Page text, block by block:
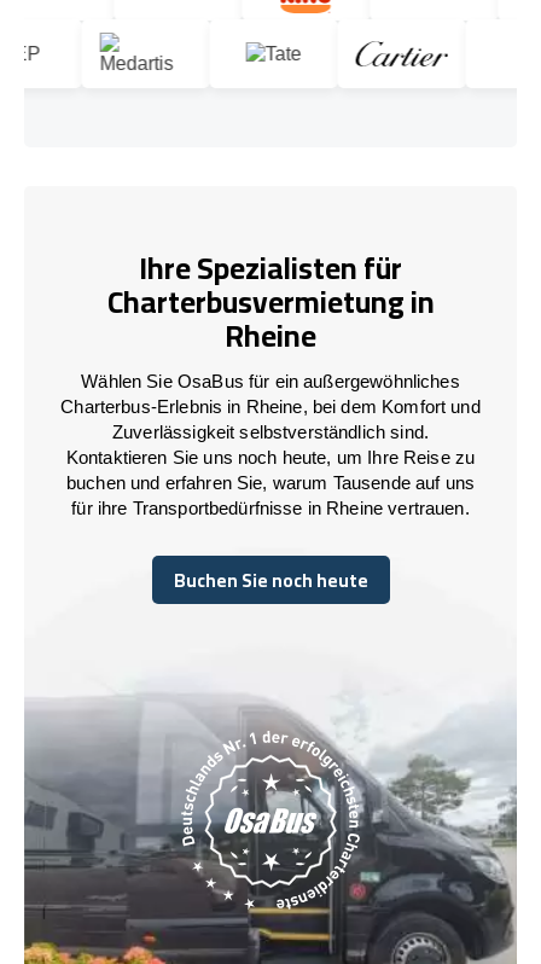
Ihre Spezialisten für
Charterbusvermietung in
Rheine
Wählen Sie OsaBus für ein außergewöhnliches
Charterbus-Erlebnis in Rheine, bei dem Komfort und
Zuverlässigkeit selbstverständlich sind.
Kontaktieren Sie uns noch heute, um Ihre Reise zu
buchen und erfahren Sie, warum Tausende auf uns
für ihre Transportbedürfnisse in Rheine vertrauen.
Buchen Sie noch heute
Buchen Sie noch heute